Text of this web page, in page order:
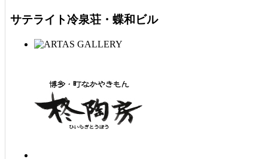
サテライト冷泉荘・蝶和ビル